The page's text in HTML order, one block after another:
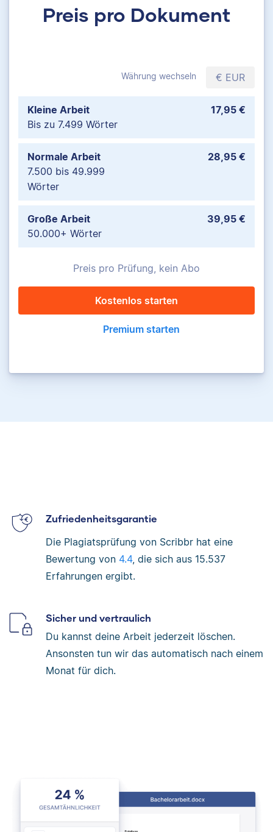
Preis pro Dokument
Währung wechseln € EUR
Kleine Arbeit
Bis zu 7.499 Wörter
17,95 €
Normale Arbeit
7.500 bis 49.999
Wörter
28,95 €
Große Arbeit
50.000+ Wörter
39,95 €
Preis pro Prüfung, kein Abo
Kostenlos starten
Premium starten
Zufriedenheitsgarantie
Die Plagiatsprüfung von Scribbr hat eine
Bewertung von 4.4, die sich aus 15.537
Erfahrungen ergibt.
Sicher und vertraulich
Du kannst deine Arbeit jederzeit löschen.
Ansonsten tun wir das automatisch nach einem
Monat für dich.